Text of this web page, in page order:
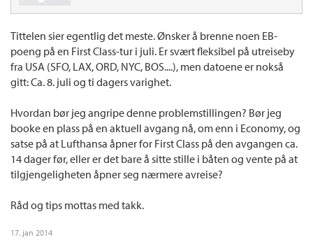
Tittelen sier egentlig det meste. Ønsker å brenne noen EB-
poeng på en First Class-tur i juli. Er svært fleksibel på utreiseby
fra USA (SFO, LAX, ORD, NYC, BOS....), men datoene er nokså
gitt: Ca. 8. juli og ti dagers varighet.
Hvordan bør jeg angripe denne problemstillingen? Bør jeg
booke en plass på en aktuell avgang nå, om enn i Economy, og
satse på at Lufthansa åpner for First Class på den avgangen ca.
14 dager før, eller er det bare å sitte stille i båten og vente på at
tilgjengeligheten åpner seg nærmere avreise?
Råd og tips mottas med takk.
17. jan 2014